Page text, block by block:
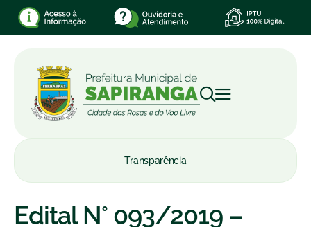
Transparência
Edital N° 093/2019 –